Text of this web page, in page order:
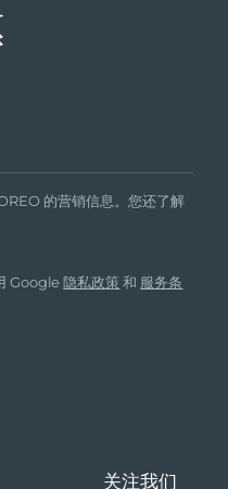
预计送达日期8/11/26
预计送达日期8/9/26
预计送达日期8/10/26
的营销信息。您还了解
Google隐私政策 和 服务条
关注我们